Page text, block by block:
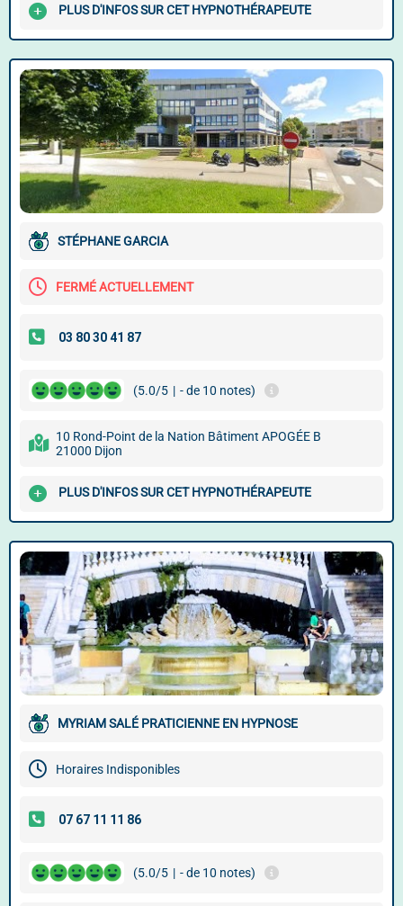
PLUS D'INFOS SUR CET HYPNOTHÉRAPEUTE
STÉPHANE GARCIA
FERMÉ ACTUELLEMENT
(5.0/5 | - de 10 notes)
10 Rond-Point de la Nation Bâtiment APOGÉE B
21000 Dijon
PLUS D'INFOS SUR CET HYPNOTHÉRAPEUTE
MYRIAM SALÉ PRATICIENNE EN HYPNOSE
Horaires Indisponibles
(5.0/5 | - de 10 notes)